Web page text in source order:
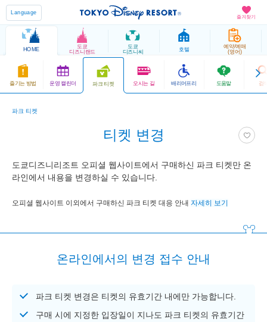
즐겨찾기
Language
HOME
도쿄
디즈니랜드
도쿄
디즈니씨
호텔
예약/예매
(영어)
즐기는 방법 운영 캘린더 파크 티켓 오시는 길 배리어프리 도움말 검
파크 티켓
티켓 변경
도쿄디즈니리조트 오피셜 웹사이트에서 구매하신 파크 티켓만 온
라인에서 내용을 변경하실 수 있습니다.
오피셜 웹사이트 이외에서 구매하신 파크 티켓 대응 안내 자세히 보기
온라인에서의 변경 접수 안내
파크 티켓 변경은 티켓의 유효기간 내에만 가능합니다.
구매 시에 지정한 입장일이 지나도 파크 티켓의 유효기간